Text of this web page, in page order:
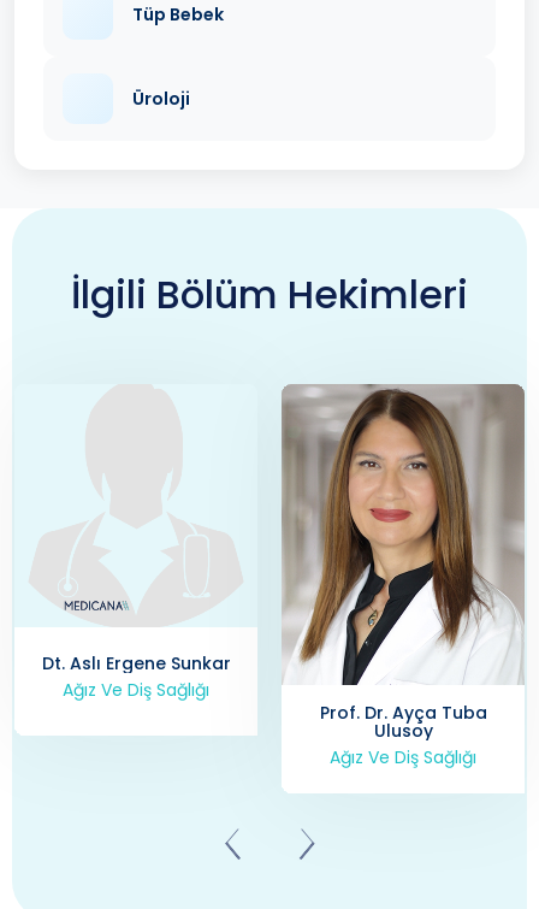
Tüp Bebek
Üroloji
İlgili Bölüm Hekimleri
Dt. Aslı Ergene Sunkar
Ağız Ve Diş Sağlığı
Prof. Dr. Ayça Tuba
Ulusoy
Ağız Ve Diş Sağlığı